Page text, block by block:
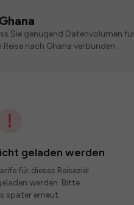
Sie genügend Datenvolumen
nach Ghana verbunden.
geladen werden
für dieses Reiseziel
werden. Bitte
später erneut.